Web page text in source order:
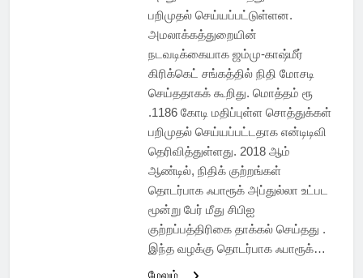
பறிமுதல் செய்யப்பட்டுள்ளன.
அமலாக்கத்துறையின்
நடவடிக்கையாக ஜம்மு-காஷ்மீர்
கிரிக்கெட் சங்கத்தில் நிதி மோசடி
செய்ததாகக் கூறிது. மொத்தம் ரூ
.1186 கோடி மதிப்புள்ள சொத்துக்கள்
பறிமுதல் செய்யப்பட்டதாக என்டிடிவி
தெரிவித்துள்ளது. 2018 ஆம்
ஆண்டில், நிதிக் குற்றங்கள்
தொடர்பாக ஃபாரூக் அப்துல்லா உட்பட
மூன்று பேர் மீது சிபிஐ
குற்றப்பத்திரிகை தாக்கல் செய்தது .
இந்த வழக்கு தொடர்பாக ஃபாரூக்…
மேலும்...